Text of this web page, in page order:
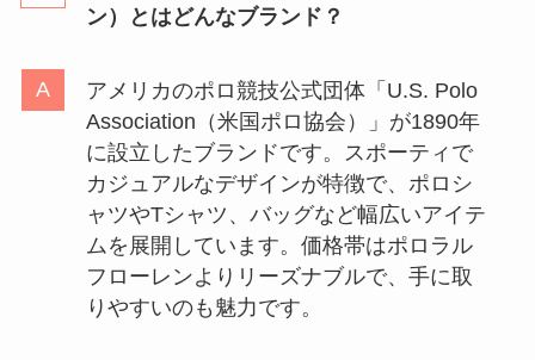
ン）とはどんなブランド？
アメリカのポロ競技公式団体「U.S. Polo
Association（米国ポロ協会）」が1890年
に設立したブランドです。スポーティで
カジュアルなデザインが特徴で、ポロシ
ャツやTシャツ、バッグなど幅広いアイテ
ムを展開しています。価格帯はポロラル
フローレンよりリーズナブルで、手に取
りやすいのも魅力です。